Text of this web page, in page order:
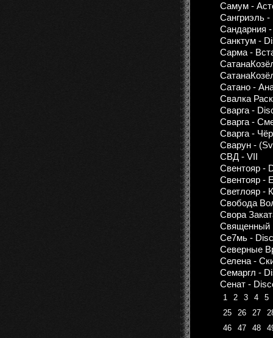
Самум -
Сангриэль -
Сандарния
Санктум -
Сарма -
Сатано -
Свалка
Сварга -
Сварга -
Сварга -
Сварун -
СВД - VII
Свентояр -
Свентояр -
Светлояр -
Свобода
Свора
Священный
Се7мь -
Северные
Селена -
Семаргл -
Сенат -
1 2 3 4
5
25
26 27
46
47 48